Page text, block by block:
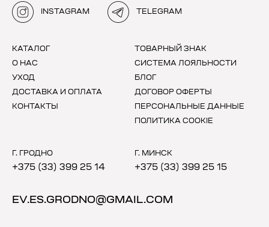
INSTAGRAM TELEGRAM
КАТАЛОГ
О НАС
УХОД
ДОСТАВКА И ОПЛАТА
КОНТАКТЫ
ТОВАРНЫЙ ЗНАК
СИСТЕМА ЛОЯЛЬНОСТИ
БЛОГ
ДОГОВОР ОФЕРТЫ
ПЕРСОНАЛЬНЫЕ ДАННЫЕ
ПОЛИТИКА COOKIE
Г. ГРОДНО
+375 (33) 399 25 14
Г. МИНСК
+375 (33) 399 25 15
EV.ES.GRODNO@GMAIL.COM